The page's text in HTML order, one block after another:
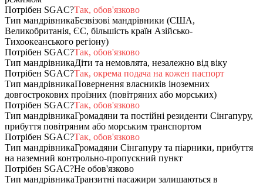
Потрібен SGAC?Так, обов'язково
Тип мандрівникаБезвізові мандрівники (США,
Великобританія, ЄС, більшість країн Азійсько-
Тихоокеанського регіону)
Потрібен SGAC?Так, обов'язково
Тип мандрівникаДіти та немовлята, незалежно від віку
Потрібен SGAC?Так, окрема подача на кожен паспорт
Тип мандрівникаПовернення власників іноземних
довгострокових проїзних (повітряних або морських)
Потрібен SGAC?Так, обов'язково
Тип мандрівникаГромадяни та постійні резиденти Сінгапуру,
прибуття повітряним або морським транспортом
Потрібен SGAC?Так, обов'язково
Тип мандрівникаГромадяни Сінгапуру та піарники, прибуття
на наземний контрольно-пропускний пункт
Потрібен SGAC?Не обов'язково
Тип мандрівникаТранзитні пасажири залишаються в